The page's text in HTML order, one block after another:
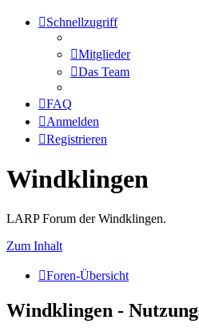
Schnellzugriff
Mitglieder
Das Team
FAQ
Anmelden
Registrieren
Windklingen
LARP Forum der Windklingen.
Zum Inhalt
Foren-Übersicht
Windklingen -